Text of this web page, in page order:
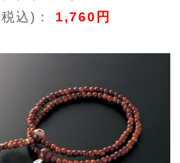
込)： 1,760円